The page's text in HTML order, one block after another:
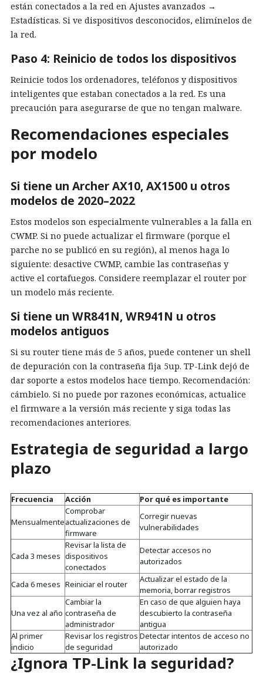
están conectados a la red en Ajustes avanzados →
Estadísticas. Si ve dispositivos desconocidos, elimínelos de
la red.
Paso 4: Reinicio de todos los dispositivos
Reinicie todos los ordenadores, teléfonos y dispositivos
inteligentes que estaban conectados a la red. Es una
precaución para asegurarse de que no tengan malware.
Recomendaciones especiales
por modelo
Si tiene un Archer AX10, AX1500 u otros
modelos de 2020–2022
Estos modelos son especialmente vulnerables a la falla en
CWMP. Si no puede actualizar el firmware (porque el
parche no se publicó en su región), al menos haga lo
siguiente: desactive CWMP, cambie las contraseñas y
active el cortafuegos. Considere reemplazar el router por
un modelo más reciente.
Si tiene un WR841N, WR941N u otros
modelos antiguos
Si su router tiene más de 5 años, puede contener un shell
de depuración con la contraseña fija 5up. TP-Link dejó de
dar soporte a estos modelos hace tiempo. Recomendación:
cámbielo. Si no puede por razones económicas, actualice
el firmware a la versión más reciente y siga todas las
recomendaciones anteriores.
Estrategia de seguridad a largo
plazo
Frecuencia Acción Por qué es importante
Mensualmente
Comprobar
actualizaciones de
firmware
Corregir nuevas
vulnerabilidades
Cada 3 meses
Revisar la lista de
dispositivos
conectados
Detectar accesos no
autorizados
Cada 6 meses Reiniciar el router
Actualizar el estado de la
memoria, borrar registros
Una vez al año
Cambiar la
contraseña de
administrador
En caso de que alguien haya
descubierto la contraseña
antigua
Al primer
indicio
Revisar los registros
de seguridad
Detectar intentos de acceso no
autorizado
¿Ignora TP-Link la seguridad?